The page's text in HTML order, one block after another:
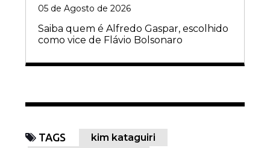
05 de Agosto de 2026
Saiba quem é Alfredo Gaspar, escolhido
como vice de Flávio Bolsonaro
TAGS
kim kataguiri